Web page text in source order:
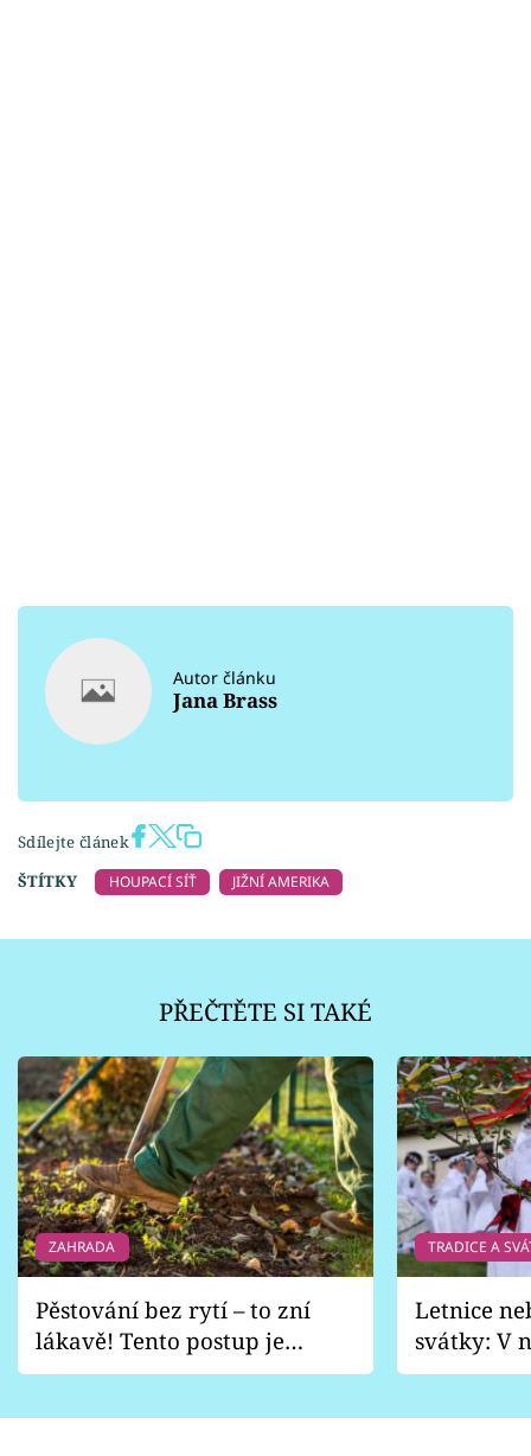
Autor článku
Jana Brass
Sdílejte článek
ŠTÍTKY
HOUPACÍ SÍŤ JIŽNÍ AMERIKA
PŘEČTĚTE SI TAKÉ
ZAHRADA
Pěstování bez rytí – to zní
lákavě! Tento postup je
vhodný jen pro některé
TRADICE A
Letnice
svátky: V
pondělí